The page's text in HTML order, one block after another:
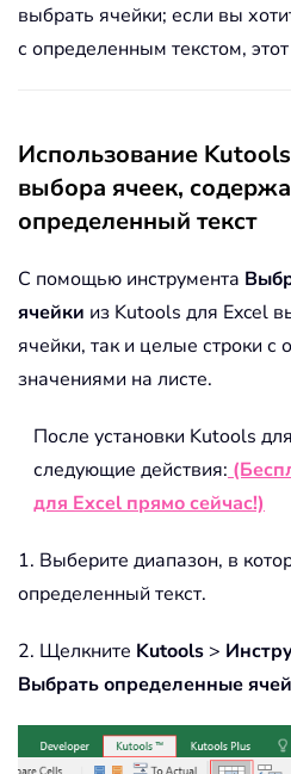
выбрать ячейки; если вы
с определенным текстом,
Использование
выбора ячеек,
определенный текст
С помощью инструмента
ячейки из Kutools для Excel
ячейки, так и целые строки с
значениями на листе.
После установки Kutools
следующие действия:
для Excel прямо сейчас!)
1. Выберите диапазон, в
определенный текст.
2. Щелкните Kutools >
Выбрать определенные